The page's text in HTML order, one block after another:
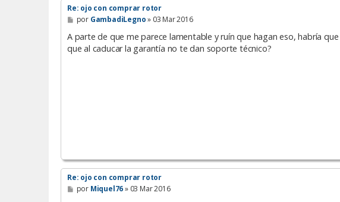
Re: ojo con comprar rotor
M
e
n
s
a
por GambadiLegno» 03 Mar 2016
A parte de que me parece lamentable y ruín que hagan eso, habría
que al caducar la garantía no te dan soporte técnico?
Re: ojo con comprar rotor
M
e
por Miquel76» 03 Mar 2016